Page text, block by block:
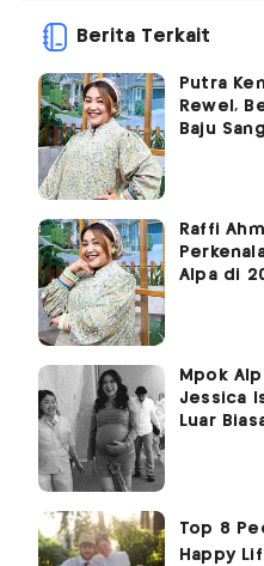
Berita Terkait
Putra
Rewel,
Baju
Raffi
Alpa di
Mpok
Jessica
Luar